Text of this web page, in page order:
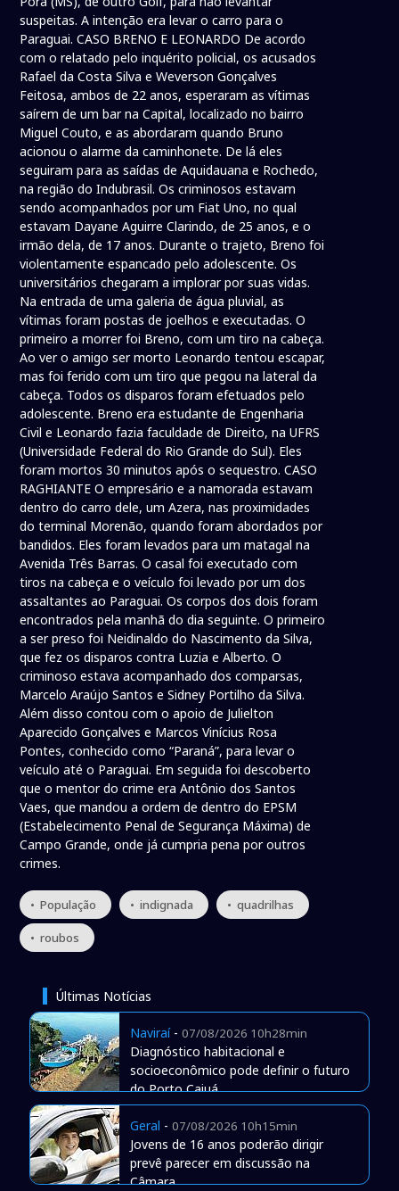
suspeitas. A intenção era levar o carro para o
Paraguai. CASO BRENO E LEONARDO De acordo
com o relatado pelo inquérito policial, os acusados
Rafael da Costa Silva e Weverson Gonçalves
Feitosa, ambos de 22 anos, esperaram as vítimas
saírem de um bar na Capital, localizado no bairro
Miguel Couto, e as abordaram quando Bruno
acionou o alarme da caminhonete. De lá eles
seguiram para as saídas de Aquidauana e Rochedo,
na região do Indubrasil. Os criminosos estavam
sendo acompanhados por um Fiat Uno, no qual
estavam Dayane Aguirre Clarindo, de 25 anos, e o
irmão dela, de 17 anos. Durante o trajeto, Breno foi
violentamente espancado pelo adolescente. Os
universitários chegaram a implorar por suas vidas.
Na entrada de uma galeria de água pluvial, as
vítimas foram postas de joelhos e executadas. O
primeiro a morrer foi Breno, com um tiro na cabeça.
Ao ver o amigo ser morto Leonardo tentou escapar,
mas foi ferido com um tiro que pegou na lateral da
cabeça. Todos os disparos foram efetuados pelo
adolescente. Breno era estudante de Engenharia
Civil e Leonardo fazia faculdade de Direito, na UFRS
(Universidade Federal do Rio Grande do Sul). Eles
foram mortos 30 minutos após o sequestro. CASO
RAGHIANTE O empresário e a namorada estavam
dentro do carro dele, um Azera, nas proximidades
do terminal Morenão, quando foram abordados por
bandidos. Eles foram levados para um matagal na
Avenida Três Barras. O casal foi executado com
tiros na cabeça e o veículo foi levado por um dos
assaltantes ao Paraguai. Os corpos dos dois foram
encontrados pela manhã do dia seguinte. O primeiro
a ser preso foi Neidinaldo do Nascimento da Silva,
que fez os disparos contra Luzia e Alberto. O
criminoso estava acompanhado dos comparsas,
Marcelo Araújo Santos e Sidney Portilho da Silva.
Além disso contou com o apoio de Julielton
Aparecido Gonçalves e Marcos Vinícius Rosa
Pontes, conhecido como “Paraná”, para levar o
veículo até o Paraguai. Em seguida foi descoberto
que o mentor do crime era Antônio dos Santos
Vaes, que mandou a ordem de dentro do EPSM
(Estabelecimento Penal de Segurança Máxima) de
Campo Grande, onde já cumpria pena por outros
crimes.
• População • indignada • quadrilhas
• roubos
Últimas Notícias
Naviraí- 07/08/2026 10h28min
Diagnóstico habitacional e
socioeconômico pode definir o futuro
do Porto Caiuá
Geral - 07/08/2026 10h15min
Jovens de 16 anos poderão dirigir
prevê parecer em discussão na
Câmara